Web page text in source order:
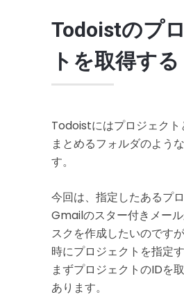
Todoistのプ
トを取得する
Todoistにはプロジェクト
まとめるフォルダのよう
す。
今回は、指定したあるプ
Gmailのスター付きメー
スクを作成したいのです
時にプロジェクトを指定す
まずプロジェクトのIDを
あります。